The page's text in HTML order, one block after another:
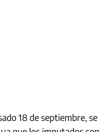
18 de septiembre, se